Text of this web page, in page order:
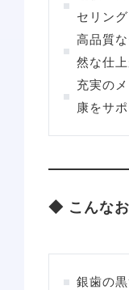
セリン
高品質
然な仕
充実の
康をサ
◆ こんな
銀歯の